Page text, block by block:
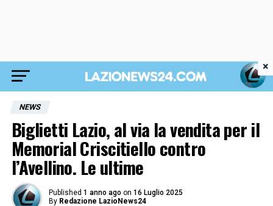
NEWS
Biglietti Lazio, al via la vendita per il
Memorial Criscitiello contro
l’Avellino. Le ultime
Published 1 anno ago on 16 Luglio 2025
By Redazione LazioNews24
×